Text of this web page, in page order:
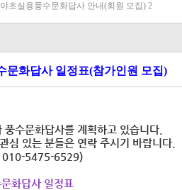
초실용풍수문화답사 안내(회원 모집) 2
문화답사 일정표(참가인원 모집)
수문화답사를 계획하고 있습니다.
심 있는 분들은 연락 주시기 바랍니다.
010-5475-6529)
화답사 일정표